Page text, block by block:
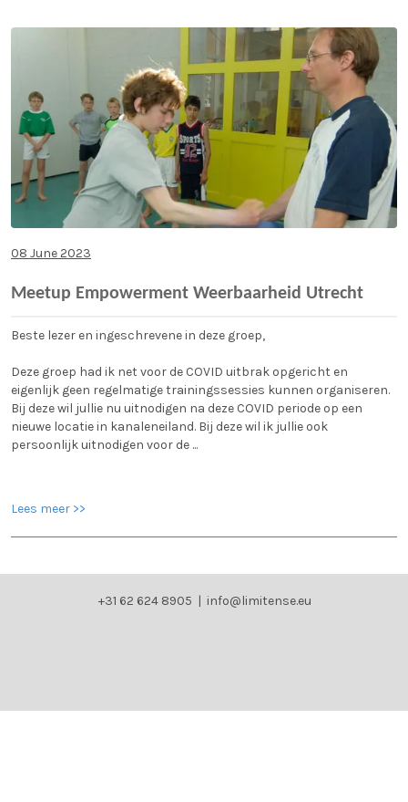
08 June 2023
Meetup Empowerment Weerbaarheid Utrecht
Beste lezer en ingeschrevene in deze groep,
Deze groep had ik net voor de COVID uitbrak opgericht en
eigenlijk geen regelmatige trainingssessies kunnen organiseren.
Bij deze wil jullie nu uitnodigen na deze COVID periode op een
nieuwe locatie in kanaleneiland. Bij deze wil ik jullie ook
persoonlijk uitnodigen voor de ...
Lees meer >>
+31 62 624 8905 | info@limitense.eu